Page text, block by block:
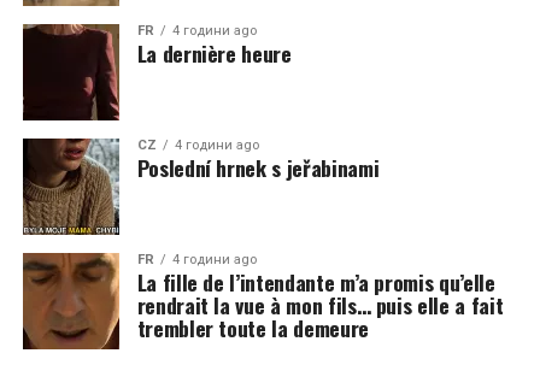
FR 4 години ago
La dernière heure
CZ 4 години ago
Poslední hrnek s jeřabinami
FR 4 години ago
La fille de l’intendante m’a promis qu’elle
rendrait la vue à mon fils… puis elle a fait
trembler toute la demeure